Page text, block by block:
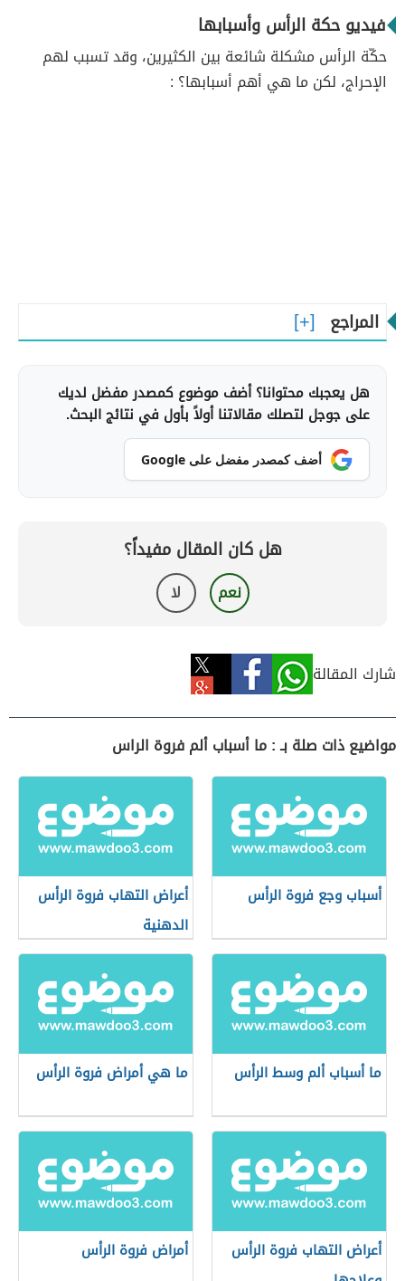
فيديو حكة الرأس وأسبابها
حكّة الرأس مشكلة شائعة بين الكثيرين، وقد تسبب لهم
الإحراج، لكن ما هي أهم أسبابها؟ :
المراجع
هل يعجبك محتوانا؟ أضف موضوع كمصدر مفضل لديك
على جوجل لتصلك مقالاتنا أولاً بأول في نتائج البحث.
أضف كمصدر مفضل على Google
هل كان المقال مفيداً؟
نعم لا
شارك المقالة
مواضيع ذات صلة بـ : ما أسباب ألم فروة الراس
أسباب وجع فروة الرأس
أعراض التهاب فروة الرأس
الدهنية
ما أسباب ألم وسط الرأس ما هي أمراض فروة الرأس
أعراض التهاب فروة الرأس
أمراض فروة الرأس